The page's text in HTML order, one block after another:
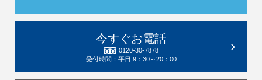
今すぐお電話
0120-30-7878
受付時間：平日 9：30～20：00